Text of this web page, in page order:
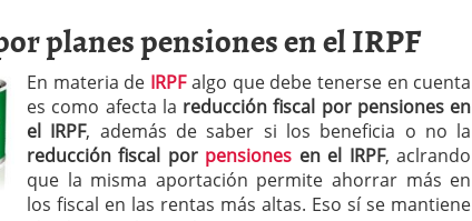
vs Agilidad: ¿Por qué el Préstamo Promotor privado
12 de diciembre de 2025
planes pensiones en el IRPF
En materia de IRPFalgo que debe tenerse en cuenta
es como afecta la reducción fiscal por pensiones en
el IRPF, además de saber si los beneficia o no la
reducción fiscal por pensiones en el IRPF, aclrando
que la misma aportación permite ahorrar más en
los fiscal en las rentas más altas. Eso sí se mantiene